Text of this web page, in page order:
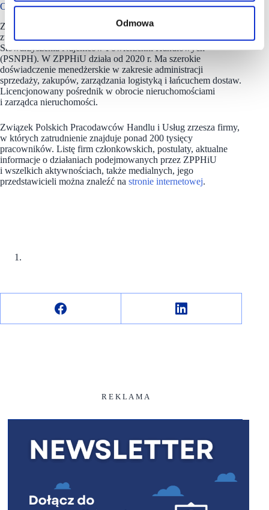
Odmowa
O ZPPHiU
Zofia Morbiato
dyrektor generalny w ZPPHiU, od wielu lat
związana z branżą handlową jako prezes Polskiego
Stowarzyszenia Najemców Powierzchni Handlowych
(PSNPH). W ZPPHiU działa od 2020 r. Ma szerokie
doświadczenie menedżerskie w zakresie administracji
sprzedaży, zakupów, zarządzania logistyką i łańcuchem dostaw.
Licencjonowany pośrednik w obrocie nieruchomościami
i zarządca nieruchomości.
Związek Polskich Pracodawców Handlu i Usług zrzesza firmy,
w których zatrudnienie znajduje ponad 200 tysięcy
pracowników. Listę firm członkowskich, postulaty, aktualne
informacje o działaniach podejmowanych przez ZPPHiU
i wszelkich aktywnościach, także medialnych, jego
przedstawicieli można znaleźć na stronie internetowej.
R E K L A M A